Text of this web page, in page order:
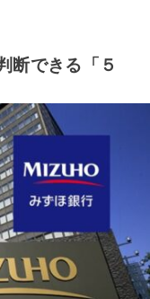
断できる「５